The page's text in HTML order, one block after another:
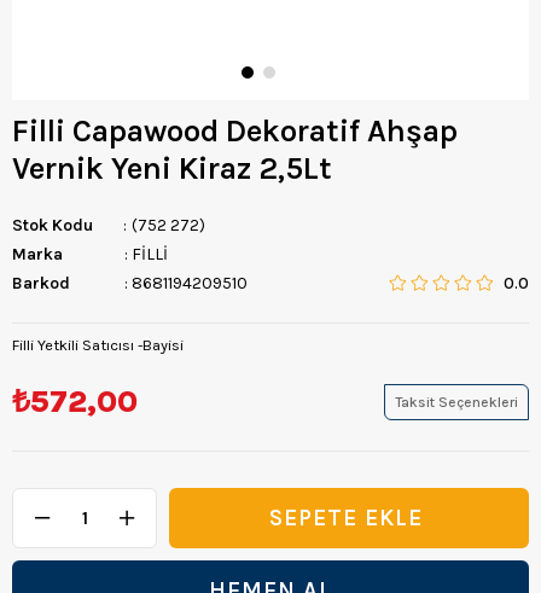
Filli Capawood Dekoratif Ahşap
Vernik Yeni Kiraz 2,5Lt
Stok Kodu
(752 272)
Marka
: FİLLİ
Barkod
: 8681194209510 0.0
Filli Yetkili Satıcısı -Bayisi
₺572,00 Taksit Seçenekleri